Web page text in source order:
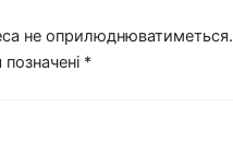
не оприлюднюватиметься.
*